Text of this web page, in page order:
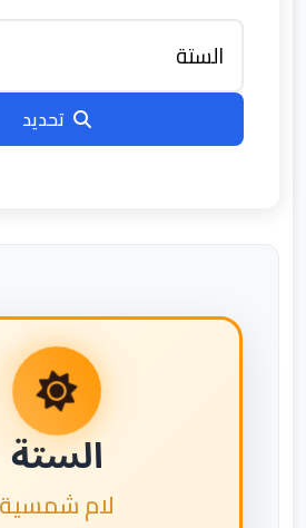
تحديد
الستة
لام شمسية